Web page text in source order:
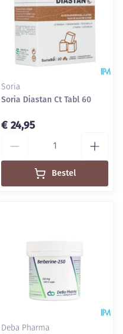
Soria
Soria Diastan Ct Tabl 60
€ 24,95
Bestel
Deba Pharma